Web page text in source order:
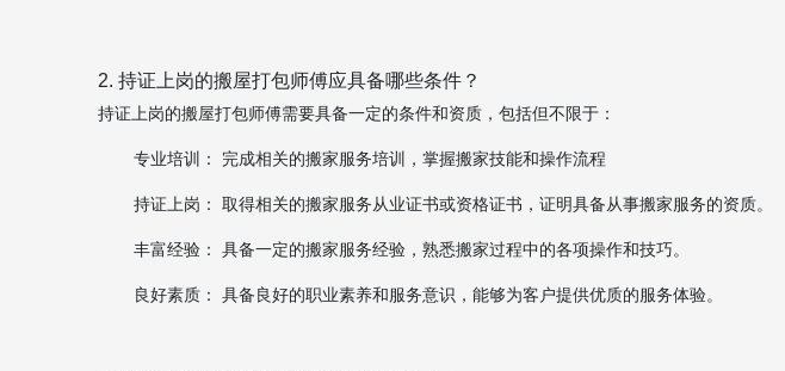
2. 持证上岗的搬屋打包师傅应具备哪些条件？
持证上岗的搬屋打包师傅需要具备一定的条件和资质，包括但不限于：
专业培训： 完成相关的搬家服务培训，掌握搬家技能和操作流程
持证上岗： 取得相关的搬家服务从业证书或资格证书，证明具备从事搬家服务的资质。
丰富经验： 具备一定的搬家服务经验，熟悉搬家过程中的各项操作和技巧。
良好素质： 具备良好的职业素养和服务意识，能够为客户提供优质的服务体验。